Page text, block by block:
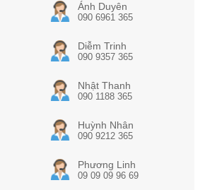
Ánh Duyên
090 6961 365
Diễm Trinh
090 9357 365
Nhật Thanh
090 1188 365
Huỳnh Nhân
090 9212 365
Phương Linh
09 09 09 96 69